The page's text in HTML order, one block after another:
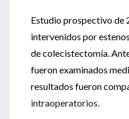
Estudio prospectivo de
intervenidos por
de colecistectomía.
fueron examinados
resultados fueron
intraoperatorios.